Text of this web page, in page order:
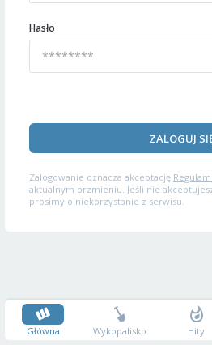
Hasło
ZALOGUJ
Zalogowanie oznacza akceptację
aktualnym brzmieniu. Jeśli nie
prosimy o niekorzystanie z serwisu.
Główna Wykopalisko Hity